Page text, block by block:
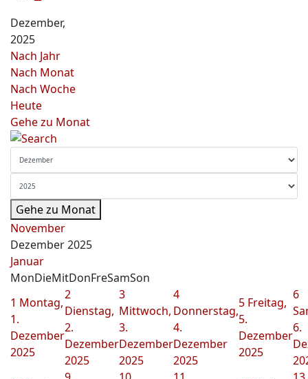
Dezember,
2025
Nach Jahr
Nach Monat
Nach Woche
Heute
Gehe zu Monat
Gehe zu Monat
November
Dezember 2025
Januar
MonDieMitDonFreSamSon
1 Montag,
1.
Dezember
2025
2
Dienstag,
2.
Dezember
2025
3
Mittwoch,
3.
Dezember
2025
4
Donnerstag,
4.
Dezember
2025
5 Freitag,
5.
Dezember
2025
6
6.